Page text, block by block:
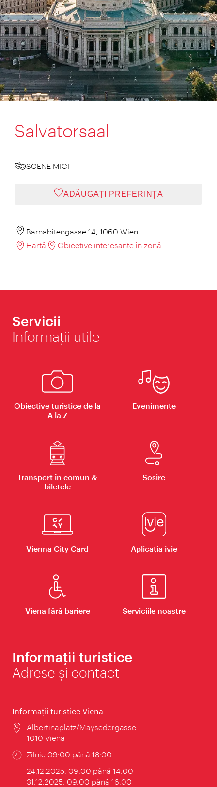
Salvatorsaal
SCENE MICI
ADĂUGAȚI PREFERINŢA
Barnabitengasse 14, 1060 Wien
Hartă
Obiective interesante în zonă
Servicii
Informaţii utile
Obiective turistice de la
A la Z
Evenimente
Transport în comun &
biletele
Sosire
Vienna City Card Aplicaţia ivie
Viena fără bariere Serviciile noastre
Informații turistice
Adrese și contact
Informaţii turistice Viena
Locul:
Albertinaplatz/Maysedergasse
1010 Viena
Program:
Zilnic 09:00 până 18:00
24.12.2025: 09:00 până 14:00
31.12.2025: 09:00 până 16:00